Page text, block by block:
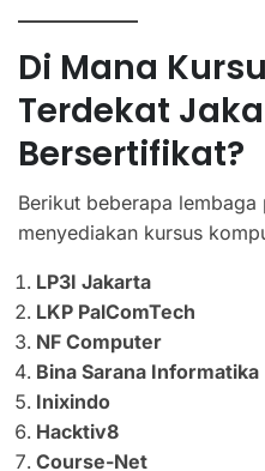
Di Mana
Terdekat
Bersertifikat?
Berikut beberapa
menyediakan kursus
LP3I Jakarta
LKP PalComTech
NF Computer
Bina Sarana Informatika
Inixindo
Hacktiv8
Course-Net